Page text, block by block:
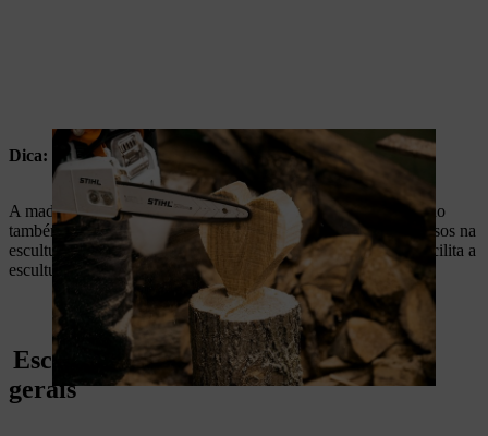
Dica:
A madeira de tília é ideal para esculpir objetos de interior, sendo
também a mais indicada para quem está a dar os primeiros passos na
escultura com motosserra. A madeira de tília é macia, o que facilita a
escultura.
Escultura com motosserra: instruções
gerais